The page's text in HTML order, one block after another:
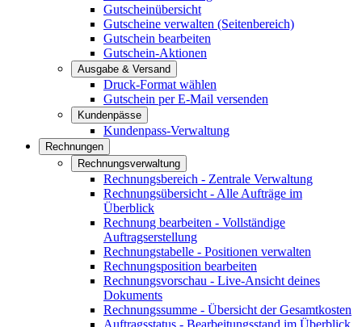
Gutscheinübersicht
Gutscheine verwalten (Seitenbereich)
Gutschein bearbeiten
Gutschein-Aktionen
Ausgabe & Versand
Druck-Format wählen
Gutschein per E-Mail versenden
Kundenpässe
Kundenpass-Verwaltung
Rechnungen
Rechnungsverwaltung
Rechnungsbereich - Zentrale Verwaltung
Rechnungsübersicht - Alle Aufträge im
Überblick
Rechnung bearbeiten - Vollständige
Auftragserstellung
Rechnungstabelle - Positionen verwalten
Rechnungsposition bearbeiten
Rechnungsvorschau - Live-Ansicht deines
Dokuments
Rechnungssumme - Übersicht der Gesamtkosten
Auftragsstatus - Bearbeitungsstand im Überblick